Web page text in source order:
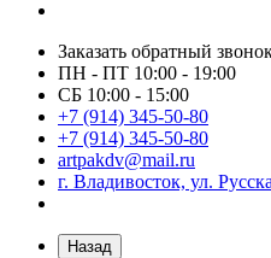
Заказать обратный
ПН - ПТ 10:00 - 19:00
СБ 10:00 - 15:00
+7 (914) 345-50-80
+7 (914) 345-50-80
artpakdv@mail.ru
г. Владивосток, ул.
Назад